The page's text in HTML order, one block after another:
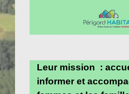
Leur mission :
informer et